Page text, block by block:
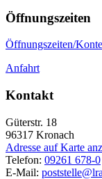
Öffnungszeiten
Öffnungszeiten/
Anfahrt
Kontakt
Güterstr. 18
96317 Kronach
Adresse auf Karte
Telefon: 09261 678-0
E-Mail: